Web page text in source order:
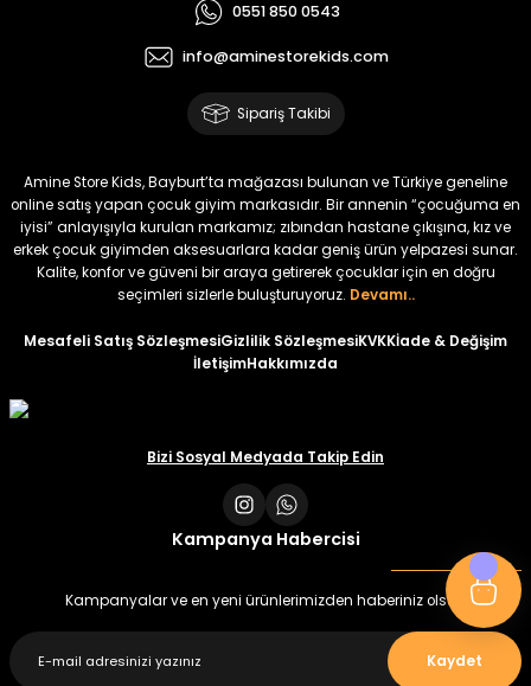
₺ 2.340
Koren Kız Çocuk ve Bebek Tayt
₺ 320
₺ 250
Yeni
Koren Kız Çocuk ve Bebek Tayt
₺ 320
₺ 250
%22
Koren Kız Çocuk ve Bebek Tayt
₺ 250
%22
Koren Kız Çocuk ve Bebek Tayt
₺ 320
0551 850 0543
info@aminestorekids.com
Sipariş Takibi
Amine Store Kids, Bayburt’ta mağazası bulunan ve Türkiye geneline
online satış yapan çocuk giyim markasıdır. Bir annenin “çocuğuma en
iyisi” anlayışıyla kurulan markamız; zıbından hastane çıkışına, kız ve
erkek çocuk giyimden aksesuarlara kadar geniş ürün yelpazesi sunar.
Kalite, konfor ve güveni bir araya getirerek çocuklar için en doğru
seçimleri sizlerle buluşturuyoruz. Devamı..
Mesafeli Satış SözleşmesiGizlilik SözleşmesiKVKKİade & Değişim
İletişimHakkımızda
Bizi Sosyal Medyada Takip Edin
Kampanya Habercisi
Kampanyalar ve en yeni ürünlerimizden haberiniz olsun
Kaydet